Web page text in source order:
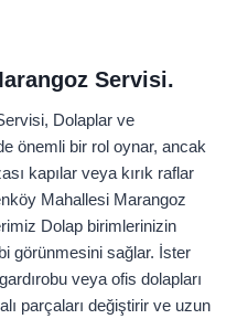
Servisi.
Dolaplar ve
önemli bir rol oynar, ancak
kapılar veya kırık raflar
Mahallesi Marangoz
Dolap birimlerinizin
görünmesini sağlar. İster
veya ofis dolapları
parçaları değiştirir ve uzun